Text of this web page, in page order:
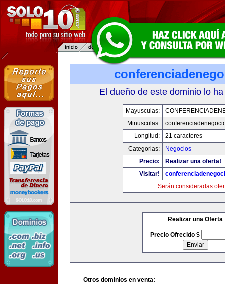
El dueño de este dominio lo
Mayusculas:
Minusculas:
Longitud:
21 caracteres
Categorias:
Negocios
Precio:
Realizar una oferta!
Visitar!
Serán consideradas
Realizar una Oferta
Precio Ofrecido $
Otros dominios en venta: